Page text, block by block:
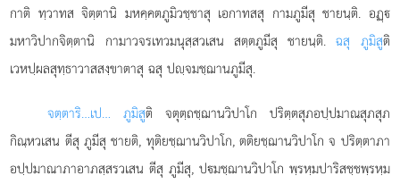
กาติ ทฺวาทส จิตฺตานิ มหคฺคตภูมิวชฺชาสุ เอกาทสสุ กามภูมีสุ ชายนฺติ. อฏฺ
มหาวิปากจิตฺตานิ กามาวจรเทวมนุสฺสวเสน สตฺตภูมีสุ ชายนฺติ.ฉสุ ภูมิสูติ
เวหปฺผลสุทฺธาวาสสงฺขาตาสุ ฉสุ ปฺจมชฺฌานภูมีสุ.
จตฺตาริ…เป… ภูมิสูติ จตุตฺถชฺฌานวิปาโก ปริตฺตสุภอปฺปมาณสุภสุภ
กิณฺหวเสน ตีสุ ภูมีสุ ชายติ, ทุติยชฺฌานวิปาโก, ตติยชฺฌานวิปาโก จ ปริตฺตาภา
อปฺปมาณาภาอาภสฺสรวเสน ตีสุ ภูมีสุ, ปมชฺฌานวิปาโก พฺรหฺมปาริสชฺชพฺรหฺม